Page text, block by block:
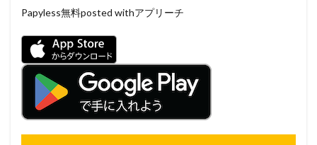
Papyless無料posted withアプリーチ